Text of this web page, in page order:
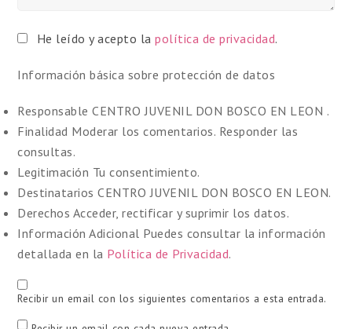
He leído y acepto lapolítica de privacidad.
Información básica sobre protección de datos
Responsable CENTRO JUVENIL DON BOSCO EN LEON .
Finalidad Moderar los comentarios. Responder las
consultas.
Legitimación Tu consentimiento.
Destinatarios CENTRO JUVENIL DON BOSCO EN LEON.
Derechos Acceder, rectificar y suprimir los datos.
Información Adicional Puedes consultar la información
detallada en la Política de Privacidad.
Recibir un email con los siguientes comentarios a esta entrada.